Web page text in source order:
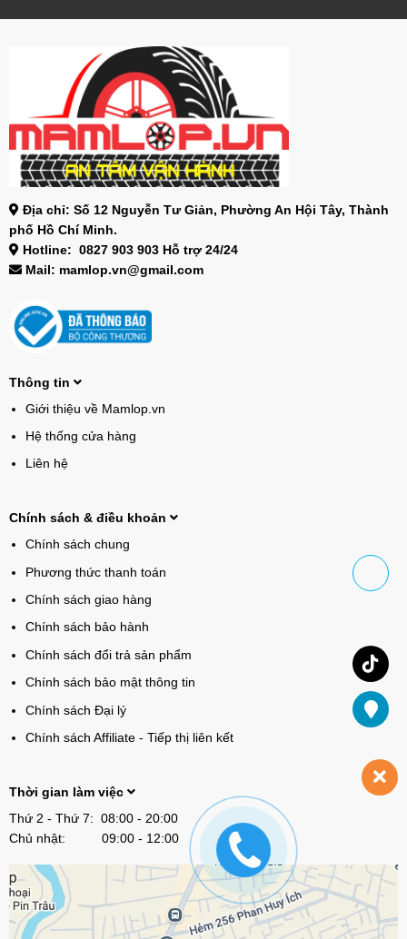
Địa chỉ: Số 12 Nguyễn Tư Giản, Phường An Hội Tây, Thành
phố Hồ Chí Minh.
Hotline: 0827 903 903 Hỗ trợ 24/24
Mail: mamlop.vn@gmail.com
Thông tin
Giới thiệu về Mamlop.vn
Hệ thống cửa hàng
Liên hệ
Chính sách & điều khoản
Chính sách chung
Phương thức thanh toán
Chính sách giao hàng
Chính sách bảo hành
Chính sách đổi trả sản phẩm
Chính sách bảo mật thông tin
Chính sách Đại lý
Chính sách Affiliate - Tiếp thị liên kết
Thời gian làm việc
Thứ 2 - Thứ 7: 08:00 - 20:00
Chủ nhật: 09:00 - 12:00